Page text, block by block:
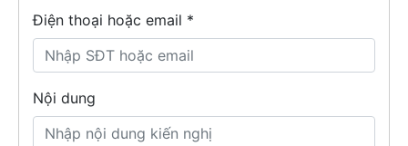
Điện thoại hoặc email *
Nội dung